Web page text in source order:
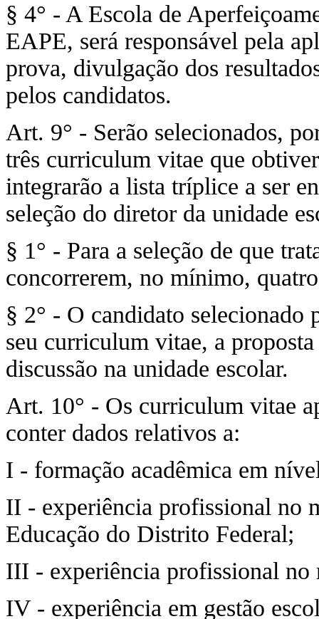
§ 4° - A Escola de
EAPE, será responsável pela
prova, divulgação dos
pelos candidatos.
Art. 9° - Serão selecionados,
três curriculum vitae que
integrarão a lista tríplice a ser
seleção do diretor da unidade
§ 1° - Para a seleção de que
concorrerem, no mínimo,
§ 2° - O candidato selecionado
seu curriculum vitae, a
discussão na unidade escolar.
Art. 10° - Os curriculum vitae
conter dados relativos a:
I - formação acadêmica em
II - experiência profissional no
Educação do Distrito Federal;
III - experiência profissional no
IV - experiência em gestão